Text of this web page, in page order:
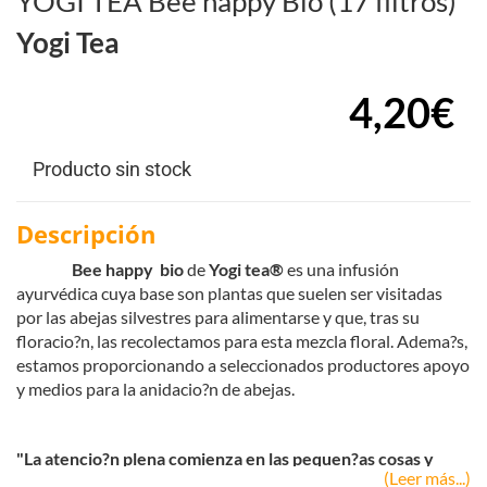
Yogi Tea
4,20€
Producto sin stock
Descripción
Bee happy biodeYogi tea®es una infusión
ayurvédica cuya base son plantas que suelen ser visitadas
por las abejas silvestres para alimentarse y que, tras su
floracio?n, las recolectamos para esta mezcla floral. Adema?s,
estamos proporcionando a seleccionados productores apoyo
y medios para la anidacio?n de abejas.
"La atencio?n plena comienza en las pequen?as cosas y
(Leer más...)